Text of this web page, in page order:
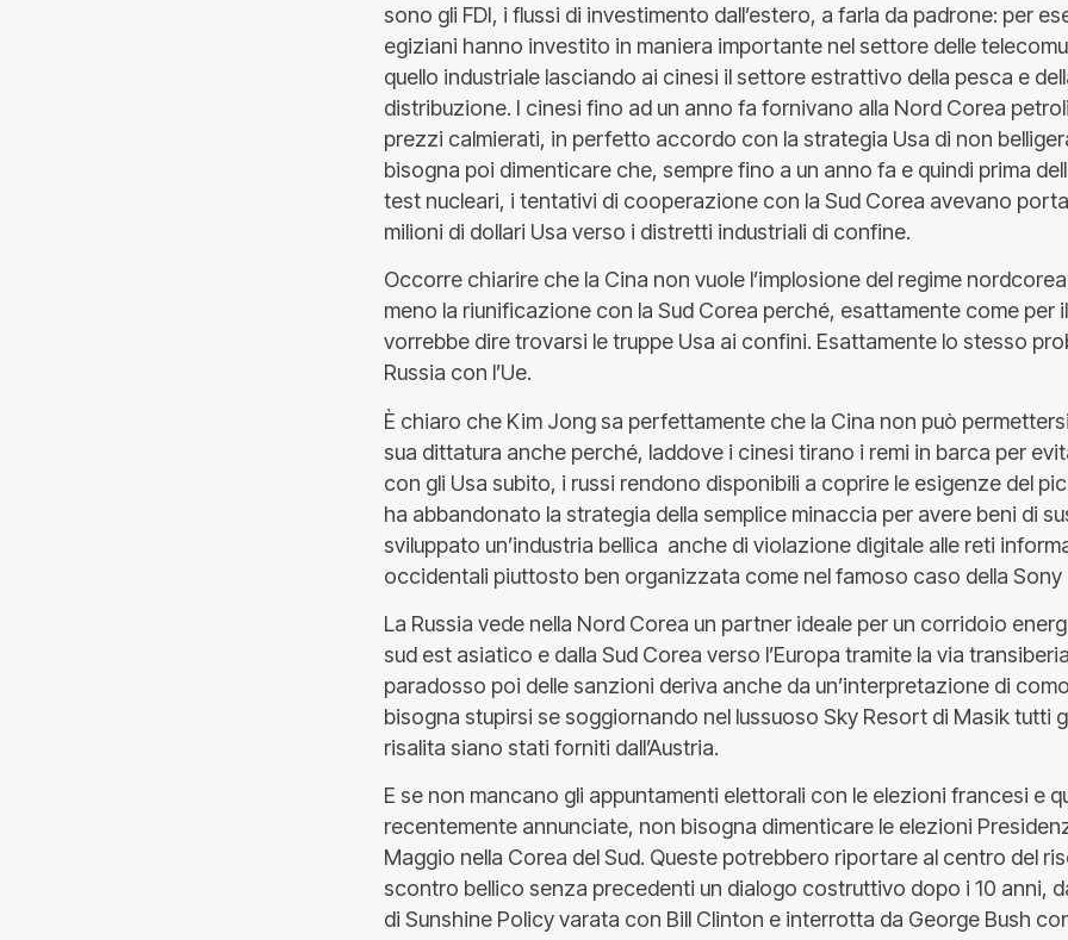
sono gli FDI, i flussi di investimento dall’estero, a farla da padrone: per
egiziani hanno investito in maniera importante nel settore delle
quello industriale lasciando ai cinesi il settore estrattivo della pesca e
distribuzione. I cinesi fino ad un anno fa fornivano alla Nord Corea
prezzi calmierati, in perfetto accordo con la strategia Usa di non
bisogna poi dimenticare che, sempre fino a un anno fa e quindi prima
test nucleari, i tentativi di cooperazione con la Sud Corea avevano
milioni di dollari Usa verso i distretti industriali di confine.
Occorre chiarire che la Cina non vuole l’implosione del regime
meno la riunificazione con la Sud Corea perché, esattamente come per
vorrebbe dire trovarsi le truppe Usa ai confini. Esattamente lo stesso
Russia con l’Ue.
È chiaro che Kim Jong sa perfettamente che la Cina non può
sua dittatura anche perché, laddove i cinesi tirano i remi in barca per
con gli Usa subito, i russi rendono disponibili a coprire le esigenze del
ha abbandonato la strategia della semplice minaccia per avere beni di
sviluppato un’industria bellica anche di violazione digitale alle reti
occidentali piuttosto ben organizzata come nel famoso caso della Sony
La Russia vede nella Nord Corea un partner ideale per un corridoio
sud est asiatico e dalla Sud Corea verso l’Europa tramite la via
paradosso poi delle sanzioni deriva anche da un’interpretazione di
bisogna stupirsi se soggiornando nel lussuoso Sky Resort di Masik tutti
risalita siano stati forniti dall’Austria.
E se non mancano gli appuntamenti elettorali con le elezioni francesi e
recentemente annunciate, non bisogna dimenticare le elezioni
Maggio nella Corea del Sud. Queste potrebbero riportare al centro del
scontro bellico senza precedenti un dialogo costruttivo dopo i 10 anni,
di Sunshine Policy varata con Bill Clinton e interrotta da George Bush